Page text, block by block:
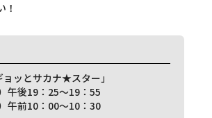
！
ョッとサカナ★スター」
午後19：25～19：55
午前10：00～10：30